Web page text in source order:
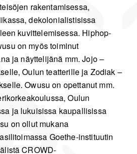
rakentamisessa,
dekolonialistisissa
kuvittelemisessa. Hiphop-
on myös toiminut
ja näyttelijänä mm. Jojo –
Oulun teatterille ja Zodiak –
Owusu on opettanut mm.
Oulun
ja lukuisissa kaupallisissa
on ollut mukana
Goethe-instituutin
CROWD-